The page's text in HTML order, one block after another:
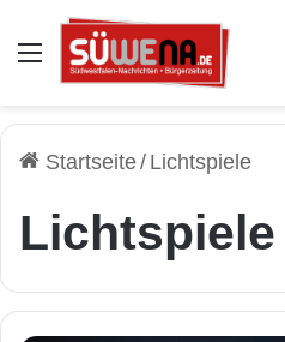
Auswahl
Startseite/ Lichtspiele
Lichtspiele